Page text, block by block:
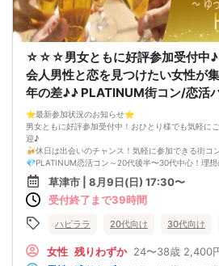
☆☆☆男女ともに好評参加受付
会人男性と恋を見つけたい女性が
年の差♪♪ PLATINUM街コン/恋活
⭐️最新参加状況のお知らせ⭐️
男女ともに好評参加受付中！おひとり様でも気軽に
迎♪
🍻休日は出会いのチャンス！気軽に参加できる街コ
💎PLATINUM恋活コン～20代後半〜30代中心！理想
社会人男性と恋を見つけたい女性が集まる♪♪
🌸「最近出会いが少ないなぁ…」
🌸「恋人が欲しいけど、婚活よりカジュアルに始めた
✨こんな街コンです✨
・ドリンク付き！（ビール・カクテル・ソフトドリン
・連絡先の交換は自由♪気になる相手と次に繋がりや
草津市 | 8月9日(日) 17:30〜
受付終了まで39時間
ハピララ 20代向け 30代向け
女性 残りわずか 24〜38歳 2,400